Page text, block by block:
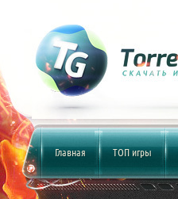
Главная ТОП игры